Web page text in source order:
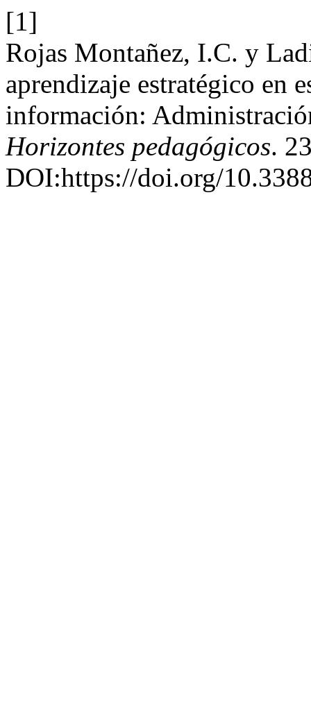
[1]
Rojas Montañez, I.C. y
aprendizaje estratégico en
información:
Horizontes pedagógicos.
DOI:https://doi.org/